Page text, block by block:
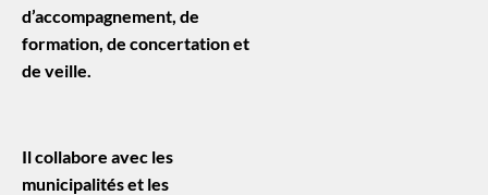
d’accompagnement, de
formation, de concertation et
de veille.
Il collabore avec les
municipalités et les